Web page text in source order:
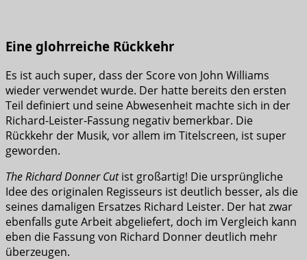
Eine glohrreiche Rückkehr
Es ist auch super, dass der Score von John Williams
wieder verwendet wurde. Der hatte bereits den ersten
Teil definiert und seine Abwesenheit machte sich in der
Richard-Leister-Fassung negativ bemerkbar. Die
Rückkehr der Musik, vor allem im Titelscreen, ist super
geworden.
The Richard Donner Cutist großartig! Die ursprüngliche
Idee des originalen Regisseurs ist deutlich besser, als die
seines damaligen Ersatzes Richard Leister. Der hat zwar
ebenfalls gute Arbeit abgeliefert, doch im Vergleich kann
eben die Fassung von Richard Donner deutlich mehr
überzeugen.